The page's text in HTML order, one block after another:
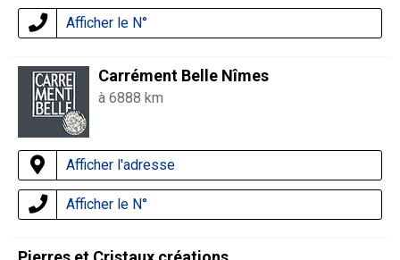
Afficher le N°
Carrément Belle Nîmes
à 6888 km
Afficher l'adresse
Afficher le N°